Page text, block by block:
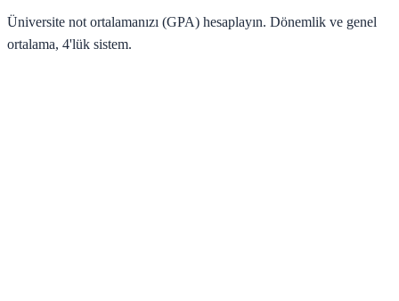
Üniversite not ortalamanızı (GPA) hesaplayın. Dönemlik ve genel
ortalama, 4'lük sistem.